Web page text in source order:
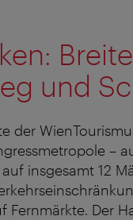
Breite
und
der
–
insgesamt 12
Fernmärkte. Der